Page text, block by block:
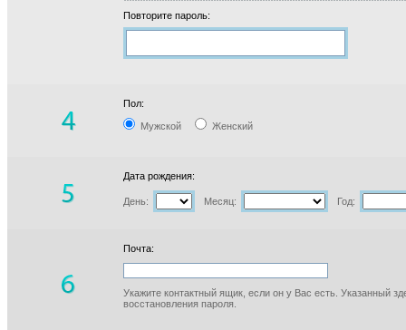
Повторите пароль:
Пол:
Мужской Женский
Дата рождения:
День: Месяц: Год:
Почта:
Укажите контактный ящик, если он у Вас есть. Указанный
восстановления пароля.